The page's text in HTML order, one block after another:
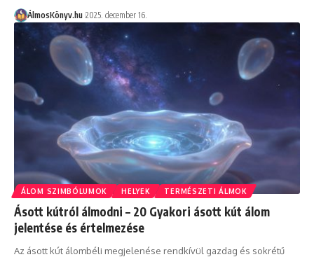
ÁlmosKönyv.hu 2025. december 16.
ÁLOM SZIMBÓLUMOK HELYEK TERMÉSZETI ÁLMOK
Ásott kútról álmodni – 20 Gyakori ásott kút álom
jelentése és értelmezése
Az ásott kút álombéli megjelenése rendkívül gazdag és sokrétű